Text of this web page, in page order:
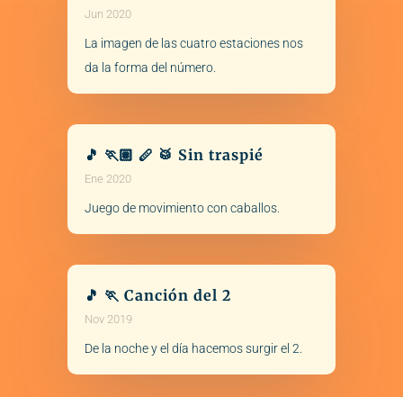
Jun 2020
La imagen de las cuatro estaciones nos
da la forma del número.
🎵 🏃🏽 🪈 🥁 Sin traspié
Ene 2020
Juego de movimiento con caballos.
🎵 🏃 Canción del 2
Nov 2019
De la noche y el día hacemos surgir el 2.